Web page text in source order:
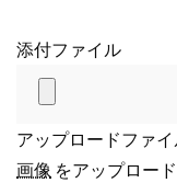
添付ファイル
アップロードファイ
画像 をアップロード